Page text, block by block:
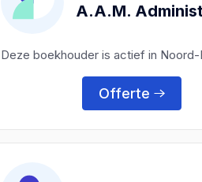
A.A.M.
Deze boekhouder is actief in
Offerte